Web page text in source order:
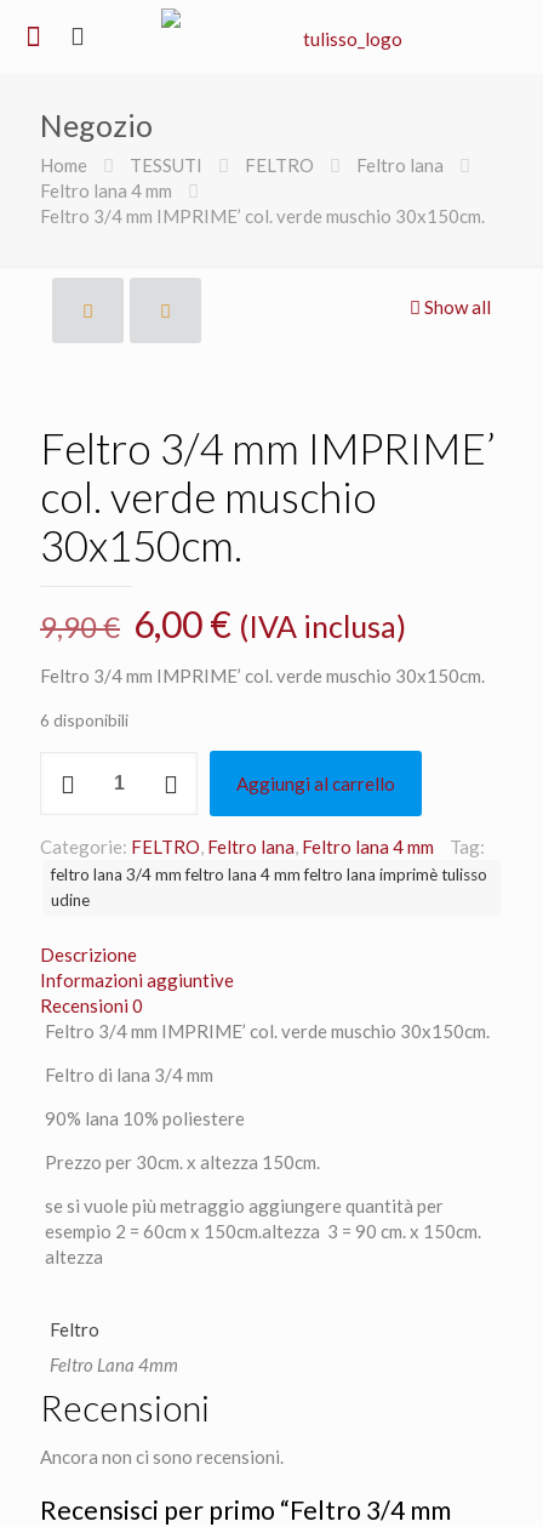
Negozio
Home TESSUTI FELTRO
Feltro lana
Feltro lana 4 mm
Feltro 3/4 mm IMPRIME’ col. verde muschio 30x150cm.
Show all
Feltro 3/4 mm IMPRIME’
col. verde muschio
30x150cm.
9,90€ Il
prezzo
originale
9,90 €.
6,00€Il
prezzo
attuale
6,00 €.
(IVA inclusa)
Feltro 3/4 mm IMPRIME’ col. verde muschio 30x150cm.
6 disponibili
3/4
IMPRIME'
col.
verde
quantità
Aggiungi al carrello
Categorie: FELTRO, Feltro lana, Feltro lana 4 mm Tag:
feltro lana 3/4 mm feltro lana 4 mm feltro lana imprimè tulisso
udine
Descrizione
Informazioni aggiuntive
Recensioni 0
Feltro 3/4 mm IMPRIME’ col. verde muschio 30x150cm.
Feltro di lana 3/4 mm
90% lana 10% poliestere
Prezzo per 30cm. x altezza 150cm.
se si vuole più metraggio aggiungere quantità per
esempio 2 = 60cm x 150cm.altezza 3 = 90 cm. x 150cm.
altezza
Feltro
Feltro Lana 4mm
Recensioni
Ancora non ci sono recensioni.
Recensisci per primo “Feltro 3/4 mm